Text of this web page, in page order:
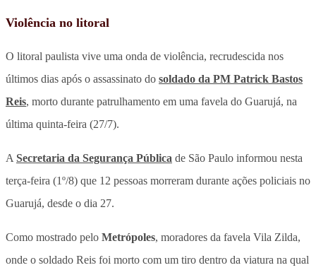
Violência no litoral
O litoral paulista vive uma onda de violência, recrudescida nos
últimos dias após o assassinato do soldado da PM Patrick Bastos
Reis, morto durante patrulhamento em uma favela do Guarujá, na
última quinta-feira (27/7).
A Secretaria da Segurança Pública de São Paulo informou nesta
terça-feira (1º/8) que 12 pessoas morreram durante ações policiais no
Guarujá, desde o dia 27.
Como mostrado pelo Metrópoles, moradores da favela Vila Zilda,
onde o soldado Reis foi morto com um tiro dentro da viatura na qual